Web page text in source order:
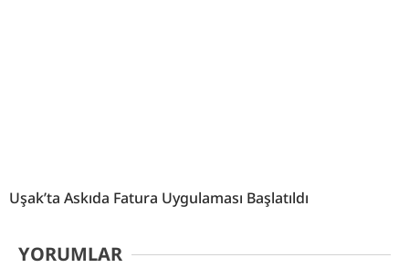
Uşak’ta Askıda Fatura Uygulaması Başlatıldı
YORUMLAR